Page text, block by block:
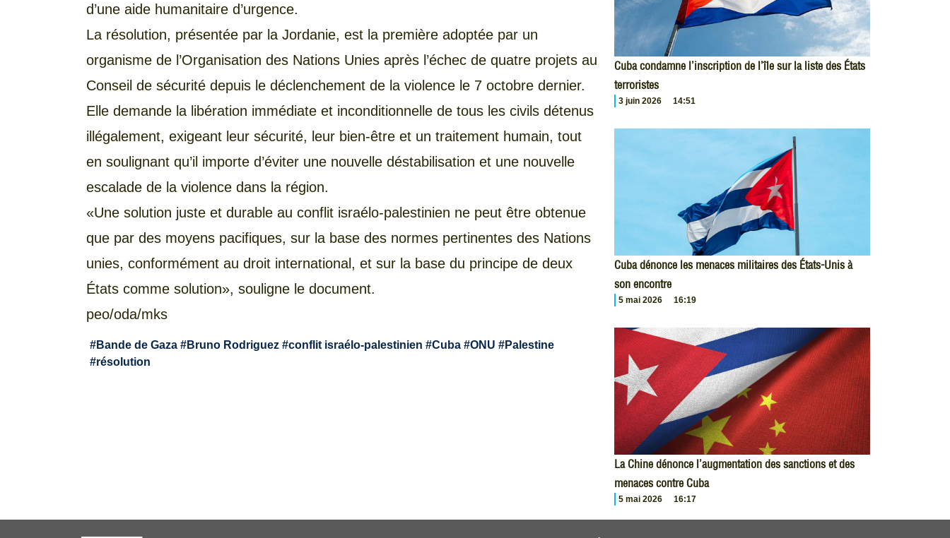
d’une aide humanitaire d’urgence.
La résolution, présentée par la Jordanie, est la première adoptée par un
organisme de l’Organisation des Nations Unies après l’échec de quatre projets au
Conseil de sécurité depuis le déclenchement de la violence le 7 octobre dernier.
Elle demande la libération immédiate et inconditionnelle de tous les civils détenus
illégalement, exigeant leur sécurité, leur bien-être et un traitement humain, tout
en soulignant qu’il importe d’éviter une nouvelle déstabilisation et une nouvelle
escalade de la violence dans la région.
«Une solution juste et durable au conflit israélo-palestinien ne peut être obtenue
que par des moyens pacifiques, sur la base des normes pertinentes des Nations
unies, conformément au droit international, et sur la base du principe de deux
États comme solution», souligne le document.
peo/oda/mks
#Bande de Gaza #Bruno Rodriguez #conflit israélo-palestinien #Cuba #ONU #Palestine
#résolution
Cuba condamne l’inscription de l’île sur la liste des États
terroristes
3 juin 2026 14:51
Cuba dénonce les menaces militaires des États-Unis à
son encontre
5 mai 2026 16:19
La Chine dénonce l’augmentation des sanctions et des
menaces contre Cuba
5 mai 2026 16:17